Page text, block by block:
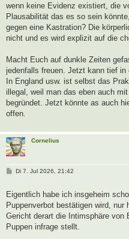
wenn keine Evidenz existiert, die
Plausabilität das es so sein
gegen eine Kastration? Die
nicht und es wird explizit auf die
Macht Euch auf dunkle Zeiten
jedenfalls freuen. Jetzt kann tief in
In England usw. ist selbst das
illegal, weil man das eben auch
begründet. Jetzt könnte as auch
offen.
Cornelius
B
t
r
a
g
Di 7. Jul 2026, 21:42
Eigentlich habe ich insgeheim
Puppenverbot bestätigen wird,
Gericht derart die Intimsphäre von
Puppen infrage stellt.